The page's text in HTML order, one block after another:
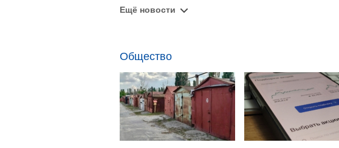
Ещё новости
Общество